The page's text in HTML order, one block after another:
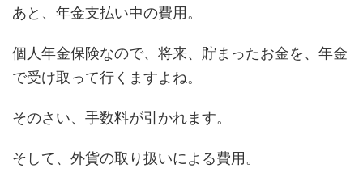
あと、年金支払い中の費用。
個人年金保険なので、将来、貯まったお金を、年金
で受け取って行くますよね。
そのさい、手数料が引かれます。
そして、外貨の取り扱いによる費用。